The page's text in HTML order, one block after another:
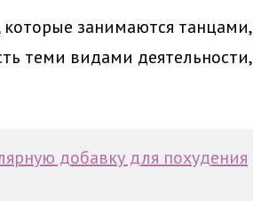
занимаются танцами,
теми видами деятельности,
добавку для похудения